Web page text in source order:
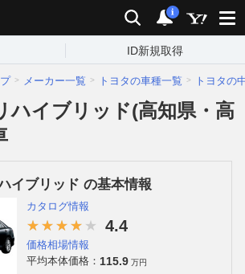
検索 通知
i
ID新規取得
メーカー一覧 トヨタの車種一覧 トヨタの
ハイブリッド(高知県・高
イブリッド の基本情報
カタログ情報
4.4
価格相場情報
平均本体価格： 115.9 万円